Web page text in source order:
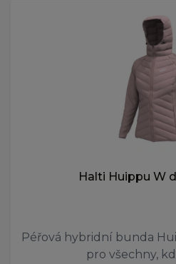
Halti Huippu W
Péřová hybridní bunda
pro všechny,